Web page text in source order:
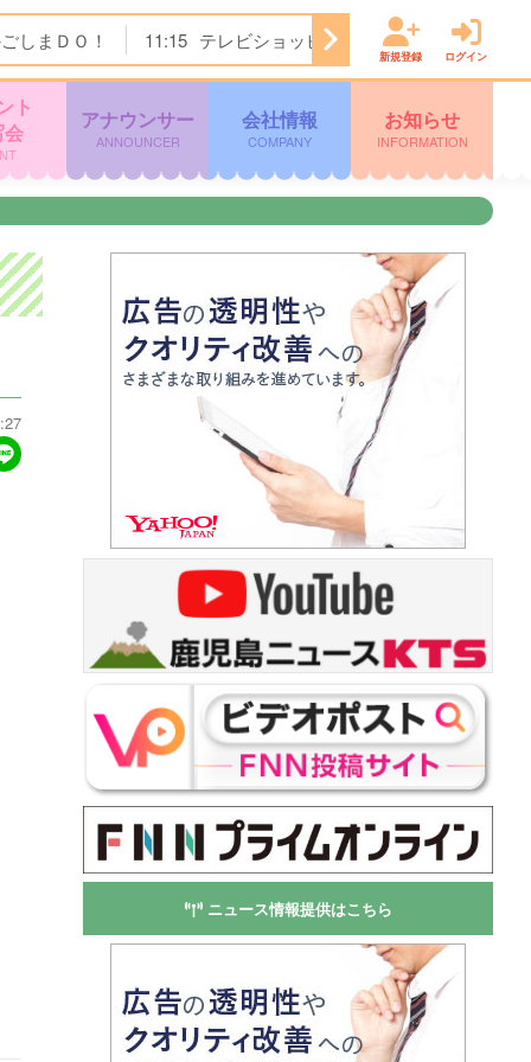
しまＤＯ！ 11:15 テレビショッピング 11:45 ぽよチャ
新規登録 ログイン
ト
アナウンサー
ANNOUNCER
会社情報
COMPANY
お知らせ
INFORMATION
ニュース情報提供はこちら